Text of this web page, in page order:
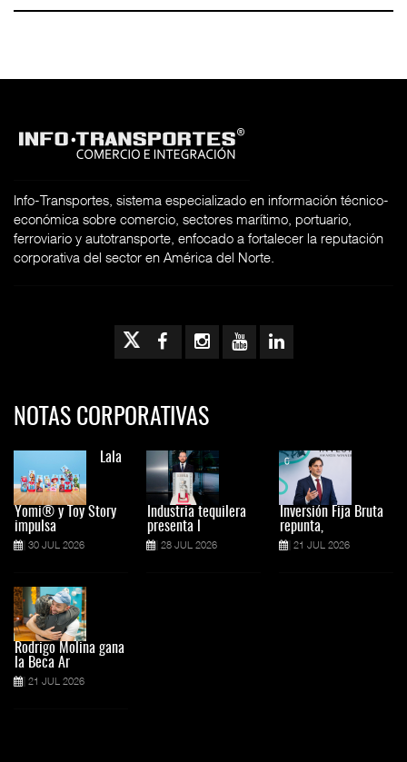
Info-Transportes, sistema especializado en información técnico-
económica sobre comercio, sectores marítimo, portuario,
ferroviario y autotransporte, enfocado a fortalecer la reputación
corporativa del sector en América del Norte.
NOTAS CORPORATIVAS
Lala
Yomi® y Toy Story
impulsa
30 JUL 2026
Rodrigo Molina gana
la Beca Ar
21 JUL 2026
Industria tequilera
presenta l
28 JUL 2026
Inversión Fija Bruta
repunta,
21 JUL 2026